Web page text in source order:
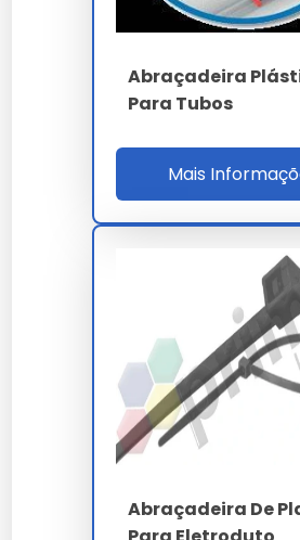
Sim, todos os nossos modelos
suporte técnico especializado.
A versatilidade deorganizador
integridade esperada por nossos
Ao nos escolher, você opta
para cabos para o sucesso do
em desacordo com as
comprometer a segurança.
organizador espiral para
nossa empresa carrega
desenvolvimento focado em
A durabilidade do organizador
investimento tenha um retorno
Abraçadeira
Para Tubos
Mais
Abraçadeira De